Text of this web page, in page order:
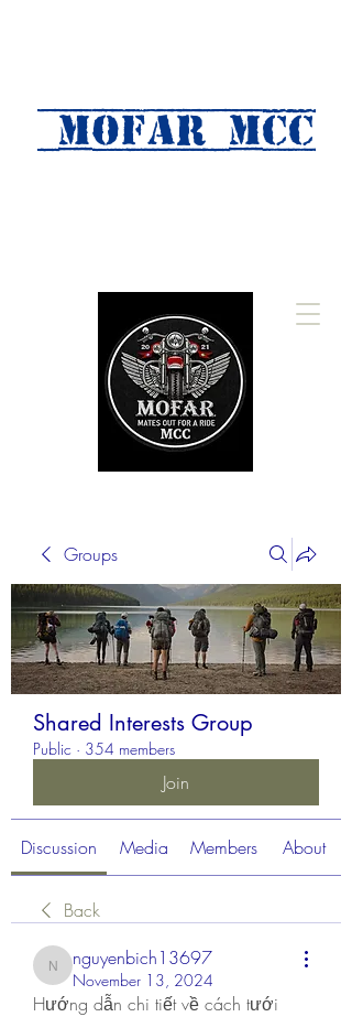
MOFAR mcc
Groups
Shared Interests Group
Public · 354 members
Join
Discussion Media Members About
Back
nguyenbich13697
nguyenbich13697
November 13, 2024
Hướng dẫn chi tiết về cách tưới